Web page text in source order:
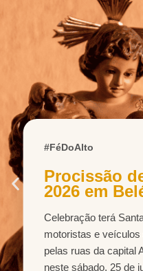
409 anos
Nossa
Missa solene
paróquia da Região
para a formação
Belém A